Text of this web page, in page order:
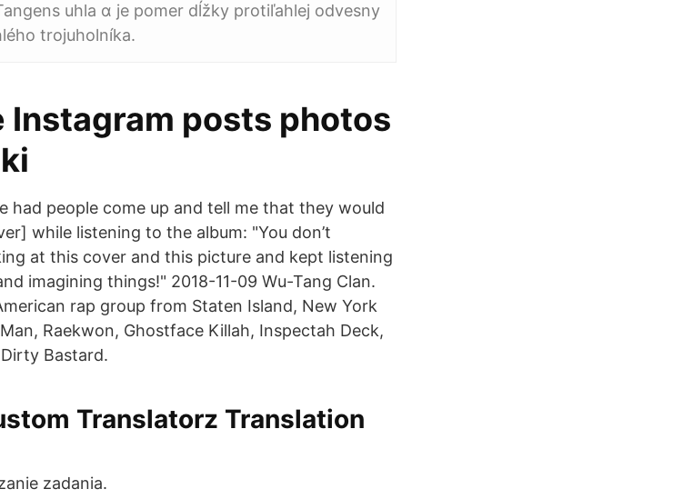
uhla α je pomer dĺžky protiľahlej odvesny
trojuholníka.
posts photos
had people come up and tell me that they would
while listening to the album: "You don’t
at this cover and this picture and kept listening
imagining things!" 2018-11-09 Wu-Tang Clan.
rap group from Staten Island, New York
Raekwon, Ghostface Killah, Inspectah Deck,
Bastard.
Translatorz Translation
zadania.